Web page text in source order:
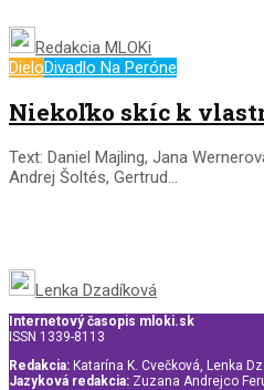
Redakcia MLOKi
DieloDivadlo Na Peróne
Niekoľko skíc k
Text: Daniel Majling, Jana
Andrej Šoltés, Gertrud...
Lenka Dzadíková
Internetový časopis mloki.sk
ISSN 1339-8113
Redakcia: Katarína K. Cvečková, Lenka
Jazyková redakcia: Zuzana Andrejco